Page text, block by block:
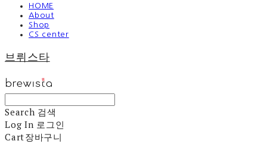
HOME
About
Shop
CS center
브뤼스타
Search 검색
Log In 로그인
Cart장바구니